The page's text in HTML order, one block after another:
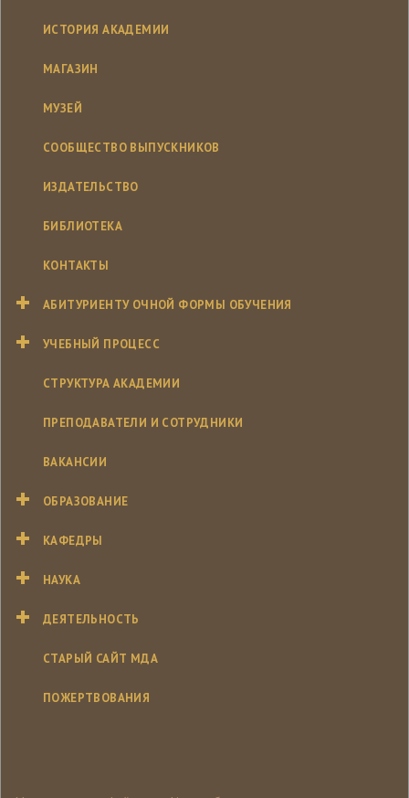
ИСТОРИЯ АКАДЕМИИ
МАГАЗИН
МУЗЕЙ
СООБЩЕСТВО ВЫПУСКНИКОВ
ИЗДАТЕЛЬСТВО
БИБЛИОТЕКА
КОНТАКТЫ
АБИТУРИЕНТУ ОЧНОЙ ФОРМЫ ОБУЧЕНИЯ
УЧЕБНЫЙ ПРОЦЕСС
СТРУКТУРА АКАДЕМИИ
ПРЕПОДАВАТЕЛИ И СОТРУДНИКИ
ВАКАНСИИ
ОБРАЗОВАНИЕ
КАФЕДРЫ
НАУКА
ДЕЯТЕЛЬНОСТЬ
СТАРЫЙ САЙТ МДА
ПОЖЕРТВОВАНИЯ